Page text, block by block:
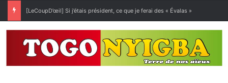
[LeCoupD’œil] Si j’étais président, ce que je ferai des « Évalas »